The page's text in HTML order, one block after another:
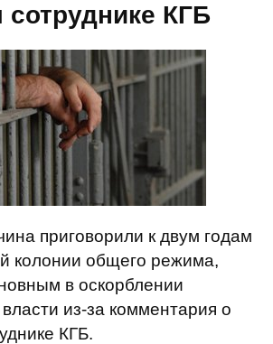
КГБ
приговорили к двум годам
колонии общего режима,
в оскорблении
из-за комментария о
КГБ.